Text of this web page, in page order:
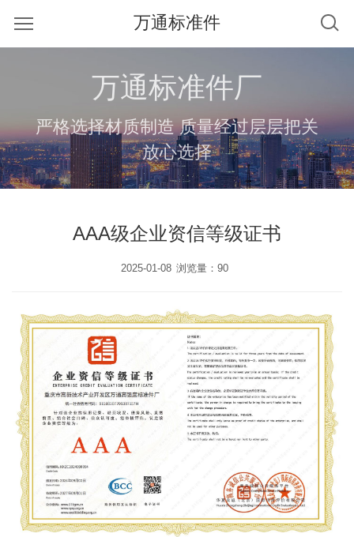
万通标准件
万通标准件厂
严格选择材质制造 质量经过层层把关
放心选择
AAA级企业资信等级证书
2025-01-08 浏览量：90